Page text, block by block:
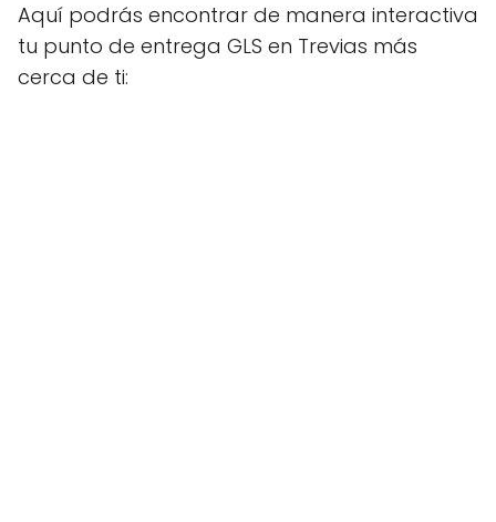
Aquí podrás encontrar de manera interactiva
tu punto de entrega GLS en Trevias más
cerca de ti: